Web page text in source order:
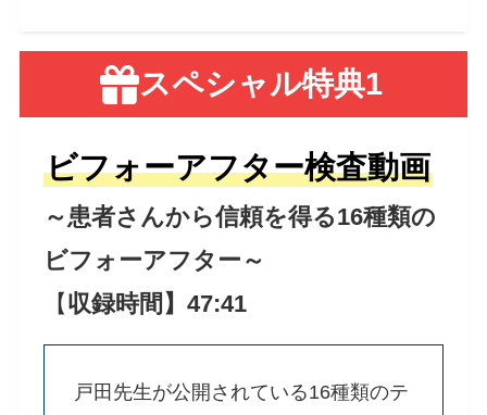
スペシャル特典1
ビフォーアフター検査動画
～患者さんから信頼を得る16種類の
ビフォーアフター～
【収録時間】47:41
戸田先生が公開されている16種類のテ